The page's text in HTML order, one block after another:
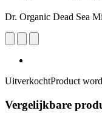
Dr. Organic Dead Sea
UitverkochtProduct
Vergelijkbare